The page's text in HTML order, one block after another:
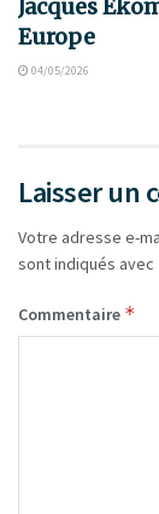
Jacques
Europe
04/05/2026
Laisser un
Votre adresse e-
sont indiqués avec
Commentaire *